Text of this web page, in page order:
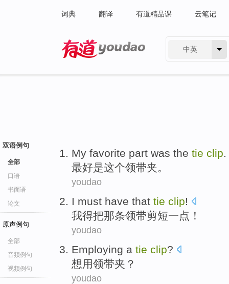
词典 翻译 有道精品课 云笔记
中英
双语例句
全部
口语
书面语
论文
原声例句
全部
音频例句
视频例句
My favorite part was the tie clip.
最好是这个领带夹。
youdao
I must have that tie clip!
我得把那条领带剪短一点！
youdao
Employing a tie clip?
想用领带夹 ？
youdao